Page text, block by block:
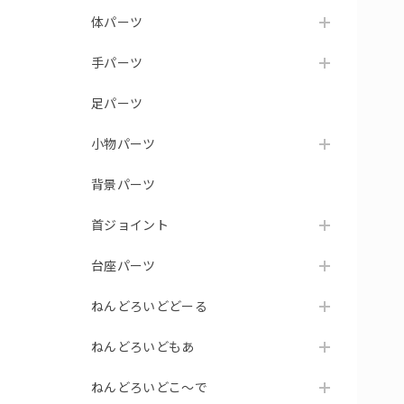
体パーツ
手パーツ
足パーツ
小物パーツ
背景パーツ
首ジョイント
台座パーツ
ねんどろいどどーる
ねんどろいどもあ
ねんどろいどこ～で